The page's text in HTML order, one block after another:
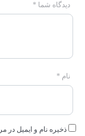
دیدگاه شما *
نام *
ذخیره نام و ایمیل در